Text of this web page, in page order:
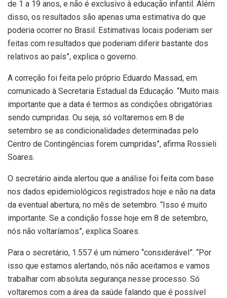
de 1 a 19 anos, e não é exclusivo à educação infantil. Além
disso, os resultados são apenas uma estimativa do que
poderia ocorrer no Brasil. Estimativas locais poderiam ser
feitas com resultados que poderiam diferir bastante dos
relativos ao país”, explica o governo.
A correção foi feita pelo próprio Eduardo Massad, em
comunicado à Secretaria Estadual da Educação. “Muito mais
importante que a data é termos as condições obrigatórias
sendo cumpridas. Ou seja, só voltaremos em 8 de
setembro se as condicionalidades determinadas pelo
Centro de Contingências forem cumpridas”, afirma Rossieli
Soares.
O secretário ainda alertou que a análise foi feita com base
nos dados epidemiológicos registrados hoje e não na data
da eventual abertura, no mês de setembro. “Isso é muito
importante. Se a condição fosse hoje em 8 de setembro,
nós não voltaríamos”, explica Soares.
Para o secretário, 1.557 é um número “considerável”. “Por
isso que estamos alertando, nós não aceitamos e vamos
trabalhar com absoluta segurança nesse processo. Só
voltaremos com a área da saúde falando que é possível